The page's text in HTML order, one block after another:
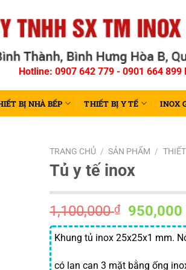
Hotline: 0907 642 779 - 0901 664
BỊ NHÀ BẾP THIẾT BỊ Y TẾ INOX
TRANG CHỦ / SẢN PHẨM /
Tủ y tế inox
1,100,000₫
Giá
gốc
là:
950,000
Khung tủ inox 25x25x1 mm.
có lan can 3 mặt bằng ống